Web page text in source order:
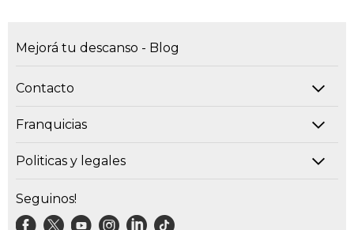
Mejorá tu descanso - Blog
Contacto
Franquicias
Politicas y legales
Seguinos!